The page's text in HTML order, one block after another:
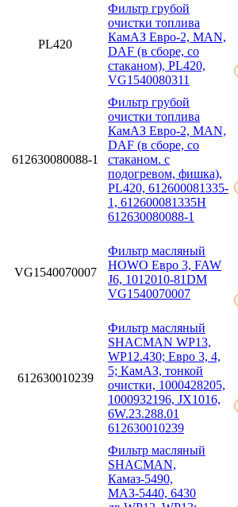
PL420
Фильтр грубой
очистки топлива
КамАЗ Евро-2, MAN,
DAF (в сборе, со
стаканом), PL420,
VG1540080311
612630080088-1
Фильтр грубой
очистки топлива
КамАЗ Евро-2, MAN,
DAF (в сборе, со
стаканом. с
подогревом, фишка),
PL420, 612600081335-
1, 612600081335H
612630080088-1
VG1540070007
Фильтр масляный
HOWO Евро 3, FAW
J6, 1012010-81DM
VG1540070007
612630010239
Фильтр масляный
SHACMAN WP13,
WP12.430; Eвро 3, 4,
5; КамАЗ, тонкой
очистки, 1000428205,
1000932196, JX1016,
6W.23.288.01
612630010239
Фильтр масляный
SHACMAN,
Камаз-5490,
МАЗ-5440, 6430